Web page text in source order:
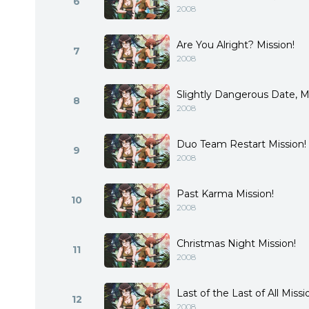
2008
7 Are You Alright? Mission!
2008
8 Slightly Dangerous Date,
2008
9 Duo Team Restart Mission!
2008
10 Past Karma Mission!
2008
11 Christmas Night Mission!
2008
12 Last of the Last of All
2008